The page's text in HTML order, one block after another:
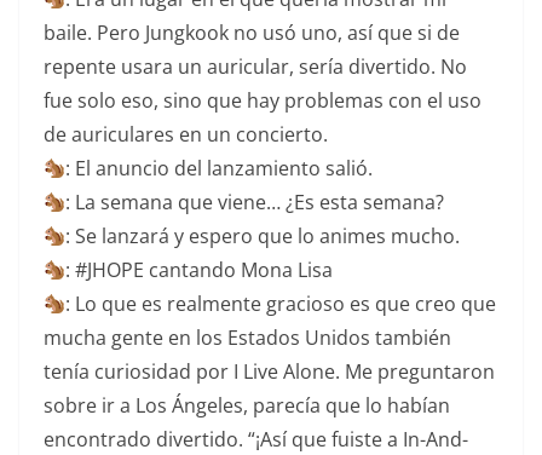
baile. Pero Jungkook no usó uno, así que si de
repente usara un auricular, sería divertido. No
fue solo eso, sino que hay problemas con el uso
de auriculares en un concierto.
: El anuncio del lanzamiento salió.
: La semana que viene… ¿Es esta semana?
: Se lanzará y espero que lo animes mucho.
: #JHOPE cantando Mona Lisa
: Lo que es realmente gracioso es que creo que
mucha gente en los Estados Unidos también
tenía curiosidad por I Live Alone. Me preguntaron
sobre ir a Los Ángeles, parecía que lo habían
encontrado divertido. “¡Así que fuiste a In-And-